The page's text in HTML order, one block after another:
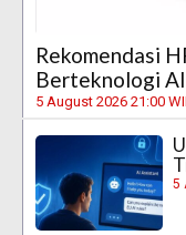
Rekomendasi
Berteknologi
5 August 2026 21:00
5